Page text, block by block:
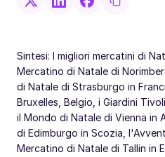
Sintesi: I migliori mercatini di
Mercatino di Natale di
di Natale di Strasburgo in
Bruxelles, Belgio, i Giardini
il Mondo di Natale di Vienna in
di Edimburgo in Scozia,
Mercatino di Natale di Tallin in